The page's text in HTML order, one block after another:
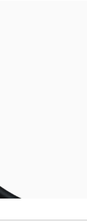
Kopfhörerseite
und